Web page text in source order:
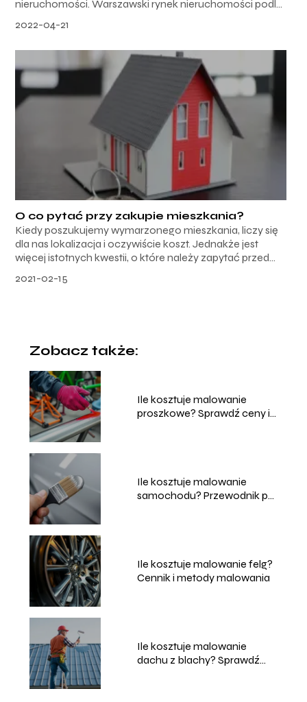
nieruchomości. Warszawski rynek nieruchomości podl...
2022-04-21
O co pytać przy zakupie mieszkania?
Kiedy poszukujemy wymarzonego mieszkania, liczy się
dla nas lokalizacja i oczywiście koszt. Jednakże jest
więcej istotnych kwestii, o które należy zapytać przed...
2021-02-15
Zobacz także:
Ile kosztuje malowanie
proszkowe? Sprawdź ceny i
Ile kosztuje malowanie
samochodu? Przewodnik po
Ile kosztuje malowanie felg?
Cennik i metody malowania
Ile kosztuje malowanie
dachu z blachy? Sprawdź